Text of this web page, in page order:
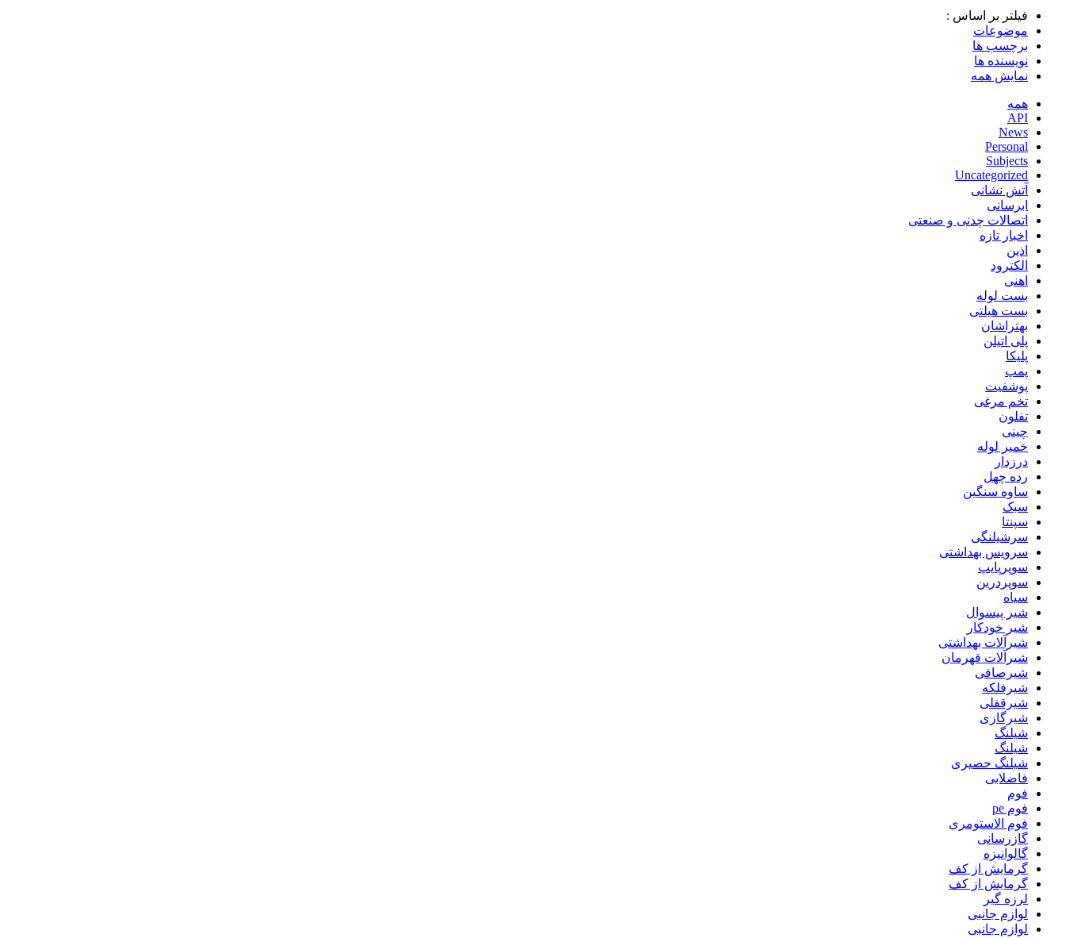
فیلتر بر اساس :
موضوعات
برچسب ها
نویسنده ها
نمایش همه
همه
API
News
Personal
Subjects
Uncategorized
آتش نشانی
ابرسانی
اتصالات چدنی و صنعتی
اخبار تازه
اذین
الکترود
اهنی
بست لوله
بست هیلتی
بهتراشان
پلی اتیلن
پلیکا
پمپ
پوشفیت
تخم مرغی
تفلون
چینی
خمیر لوله
درزدار
رده چهل
ساوه سنگین
سبک
سپنتا
سرشیلنگی
سرویس بهداشتی
سوپرپایپ
سوپردرین
سیاه
شیر پیسوال
شیر خودکار
شیرآلات بهداشتی
شیرآلات قهرمان
شیرصافی
شیرفلکه
شیرقفلی
شیرگازی
شیلنگ
شیلنگ
شیلنگ حصیری
فاضلابی
فوم
فوم pe
فوم الاستومری
گازرسانی
گالوانیزه
گرمایش از کف
گرمایش از کف
لرزه گیر
لوازم جانبی
لوازم جانبی